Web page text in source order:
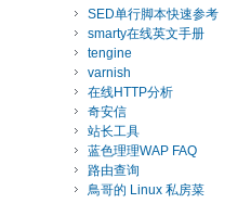
SED单行脚本快速参考
smarty在线英文手册
tengine
varnish
在线HTTP分析
奇安信
站长工具
蓝色理理WAP FAQ
路由查询
鳥哥的 Linux 私房菜